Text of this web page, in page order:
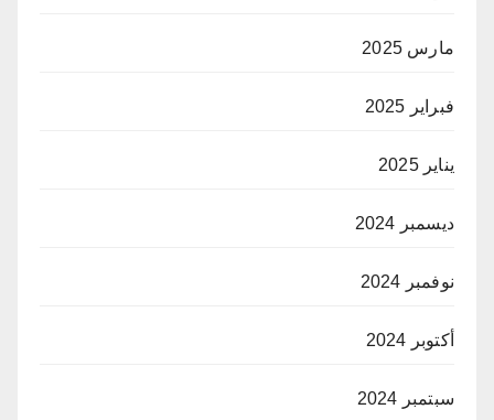
مارس 2025
فبراير 2025
يناير 2025
ديسمبر 2024
نوفمبر 2024
أكتوبر 2024
سبتمبر 2024